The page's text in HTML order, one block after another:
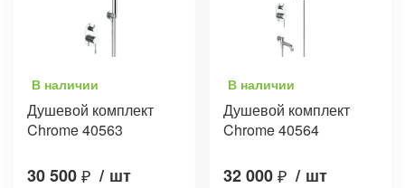
В наличии
Душевой комплект
Chrome 40563
30 500₽ / шт
В наличии
Душевой комплект
Chrome 40564
32 000₽ / шт